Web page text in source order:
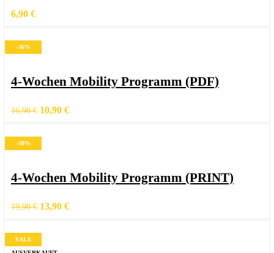
6,90 €
-36%
Zur Wunschliste hinzufügen
4-Wochen Mobility Programm (PDF)
16,90€ Ursprünglicher
war:
16,90 €
10,90 €Aktueller
-30%
Zur Wunschliste hinzufügen
4-Wochen Mobility Programm (PRINT)
19,90€ Ursprünglicher
war:
19,90 €
13,90 €Aktueller
SALE